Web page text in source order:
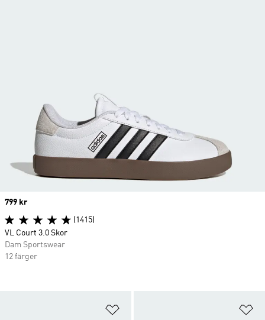
Price
799 kr
(1415)
VL Court 3.0 Skor
Dam Sportswear
12 färger